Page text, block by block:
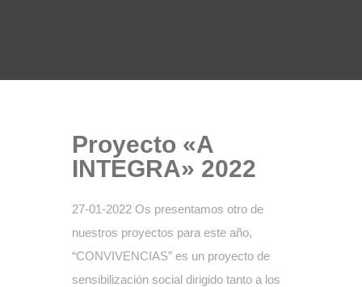
Proyecto «A
INTEGRA» 2022
27-01-2022 Os presentamos otro de
nuestros proyectos para este año,
“CONVIVENCIAS” es un proyecto de
sensibilización social dirigido tanto a los